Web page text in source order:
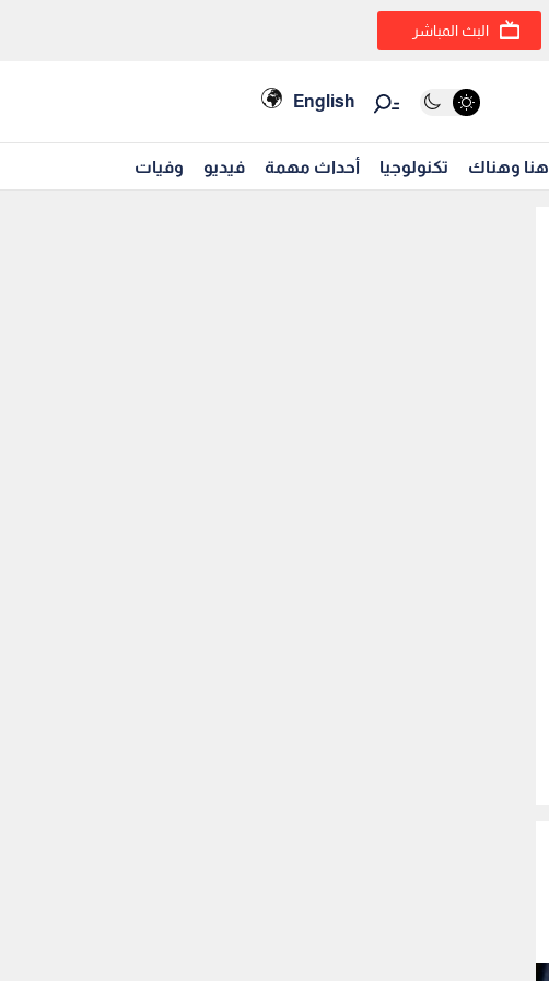
البث المباشر
English
هنا وهناك تكنولوجيا أحداث مهمة فيديو وفيات